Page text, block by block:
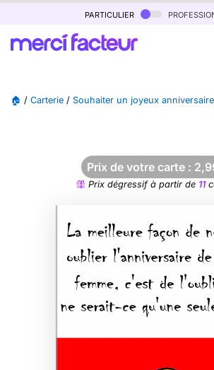
particulier
🏠 / Carterie / Souhaiter un joyeux anniversaire
Prix de votre carte :
Prix dégressif à partir de 11